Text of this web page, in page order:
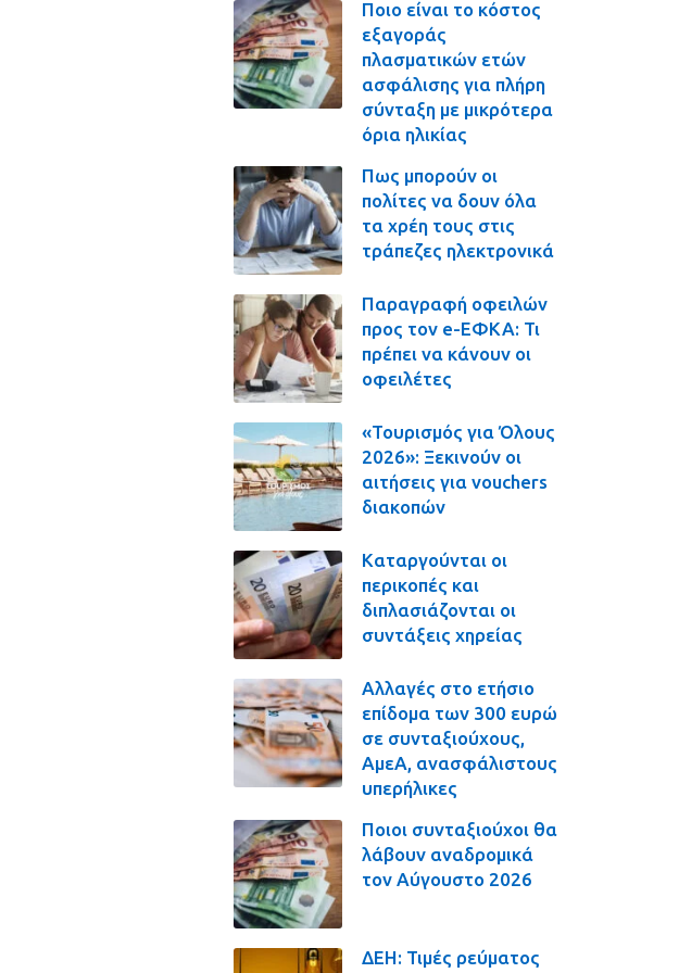
Ποιο είναι το κόστος
εξαγοράς
πλασματικών ετών
ασφάλισης για πλήρη
σύνταξη με μικρότερα
όρια ηλικίας
Πως μπορούν οι
πολίτες να δουν όλα
τα χρέη τους στις
τράπεζες ηλεκτρονικά
Παραγραφή οφειλών
προς τον e-ΕΦΚΑ: Τι
πρέπει να κάνουν οι
οφειλέτες
«Τουρισμός για Όλους
2026»: Ξεκινούν οι
αιτήσεις για vouchers
διακοπών
Καταργούνται οι
περικοπές και
διπλασιάζονται οι
συντάξεις χηρείας
Αλλαγές στο ετήσιο
επίδομα των 300 ευρώ
σε συνταξιούχους,
ΑμεΑ, ανασφάλιστους
υπερήλικες
Ποιοι συνταξιούχοι θα
λάβουν αναδρομικά
τον Αύγουστο 2026
ΔΕΗ: Τιμές ρεύματος